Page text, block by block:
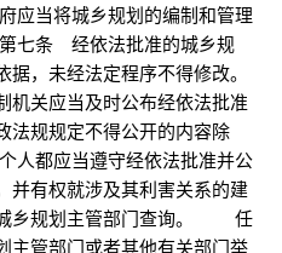
当将城乡规划的编制和管理
条 经依法批准的城乡规
，未经法定程序不得修改。
关应当及时公布经依法批准
法规规定不得公开的内容除
都应当遵守经依法批准并公
并有权就涉及其利害关系的建
城乡规划主管部门查询。 任
主管部门或者其他有关部门举